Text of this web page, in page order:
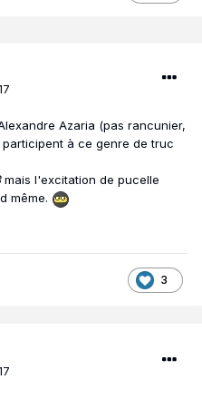
Azaria (pas rancunier,
à ce genre de truc
mais l'excitation de pucelle
même.
3